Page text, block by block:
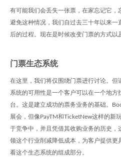
有可能我们会丢失一张票，在家忘记它，
避免这种情况，我们自过去三十年以来
后的过程。现在是时候改变门票的方式以
门票生态系统
在这里，我们将仅围绕门票进行讨论。
系统的可用性是一个客户可以在一个地
台。这是建立成功的票务业务的基础。
展会，但像PayTM和TicketNew这样的新
于竞争中，并且凭借其收购业务的历史，
领这个行业削减降低成本，为客户提供
看这个生态系统的组成部分。